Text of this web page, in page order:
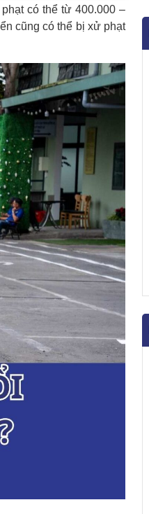
có thể từ 400.000 –
cũng có thể bị xử phạt